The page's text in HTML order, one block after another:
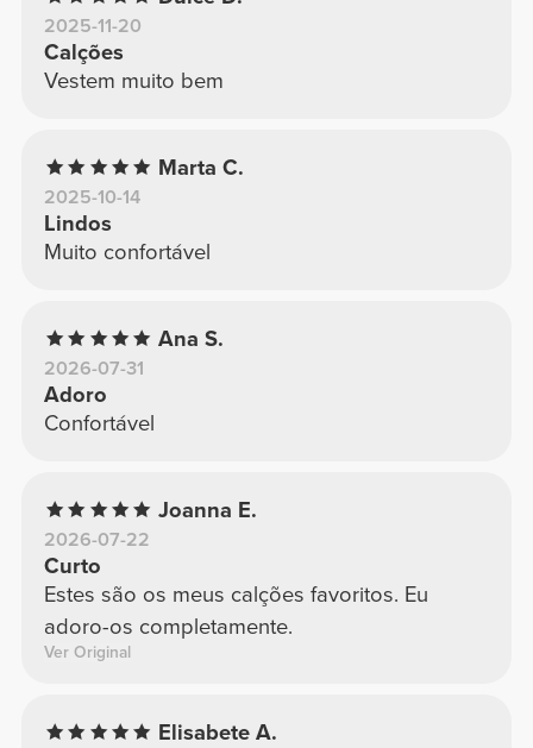
2025-11-20
Calções
Vestem muito bem
Marta C.
2025-10-14
Lindos
Muito confortável
Ana S.
2026-07-31
Adoro
Confortável
Joanna E.
2026-07-22
Curto
Estes são os meus calções favoritos. Eu
adoro-os completamente.
Ver Original
Elisabete A.